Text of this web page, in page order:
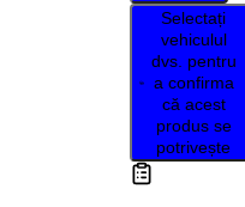
Selectați
vehiculul
dvs. pentru
a confirma
că acest
produs se
potrivește